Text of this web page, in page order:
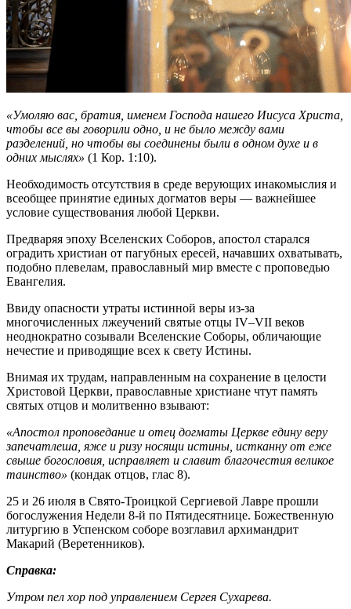
«Умоляю вас, братия, именем Господа нашего Иисуса Христа,
чтобы все вы говорили одно, и не было между вами
разделений, но чтобы вы соединены были в одном духе и в
одних мыслях» (1 Кор. 1:10).
Необходимость отсутствия в среде верующих инакомыслия и
всеобщее принятие единых догматов веры — важнейшее
условие существования любой Церкви.
Предваряя эпоху Вселенских Соборов, апостол старался
оградить христиан от пагубных ересей, начавших охватывать,
подобно плевелам, православный мир вместе с проповедью
Евангелия.
Ввиду опасности утраты истинной веры из-за
многочисленных лжеучений святые отцы IV–VII веков
неоднократно созывали Вселенские Соборы, обличающие
нечестие и приводящие всех к свету Истины.
Внимая их трудам, направленным на сохранение в целости
Христовой Церкви, православные христиане чтут память
святых отцов и молитвенно взывают:
«Апостол проповедание и отец догматы Церкве едину веру
запечатлеша, яже и ризу носящи истины, истканну от еже
свыше богословия, исправляет и славит благочестия великое
таинство» (кондак отцов, глас 8).
25 и 26 июля в Свято-Троицкой Сергиевой Лавре прошли
богослужения Недели 8-й по Пятидесятнице. Божественную
литургию в Успенском соборе возглавил архимандрит
Макарий (Веретенников).
Справка:
Утром пел хор под управлением Сергея Сухарева.